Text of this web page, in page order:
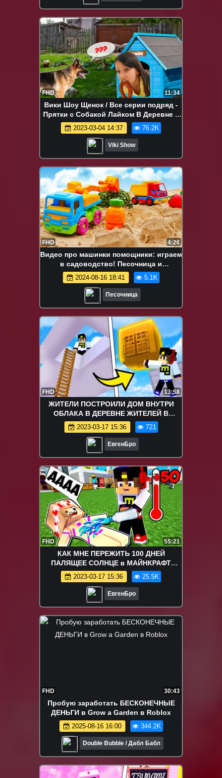
FHD 11:34
Вики Шоу Щенок / Все серии подряд -
Прятки с Собакой Лайком В Деревне у
Бабушки / Вики Шоу
2023-03-04 14:37 76.2K
Viki Show
FHD 4:26
Видео про машинки помощники: играем
в садоводство! Песочница и
развивающие видео про игрушки
2024-08-16 18:41 5.1K
Песочница
FHD 13:58
ЖИТЕЛИ ПОСТРОИЛИ ДОМ ВНУТРИ
ОБЛАКА В ДЕРЕВНЕ ЖИТЕЛЕЙ В
МАЙНКРАФТ ! ТРОЛЛИНГ ЛОВУШКА
MINECRAFT СЕРИАЛ
2023-03-17 15:36 721
ЕвгенБро
FHD 55:21
КАК МНЕ ПЕРЕЖИТЬ 100 ДНЕЙ
ПАЛЯЩЕЕ СОЛНЦЕ в МАЙНКРАФТ
ДЕВУШКА ВИДЕО ТРОЛЛИНГ
MINECRAFT
2023-03-17 15:36 25.5K
ЕвгенБро
FHD 30:43
Пробую заработать БЕСКОНЕЧНЫЕ
ДЕНЬГИ в Grow a Garden в Roblox
2025-08-16 16:00 344.2K
Double Bubble / Дабл Бабл